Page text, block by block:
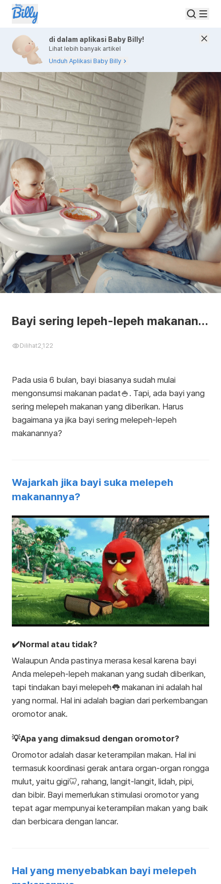
di dalam aplikasi Baby Billy!
Lihat lebih banyak artikel
Unduh Aplikasi Baby Billy
Bayi sering lepeh-lepeh makanan…
Dilihat2,122
Pada usia 6 bulan, bayi biasanya sudah mulai
mengonsumsi makanan padat🍚. Tapi, ada bayi yang
sering melepeh makanan yang diberikan. Harus
bagaimana ya jika bayi sering melepeh-lepeh
makanannya?
Wajarkah jika bayi suka melepeh
makanannya?
✔️Normal atau tidak?
Walaupun Anda pastinya merasa kesal karena bayi
Anda melepeh-lepeh makanan yang sudah diberikan,
tapi tindakan bayi melepeh👅 makanan ini adalah hal
yang normal. Hal ini adalah bagian dari perkembangan
oromotor anak.
💡Apa yang dimaksud dengan oromotor?
Oromotor adalah dasar keterampilan makan. Hal ini
termasuk koordinasi gerak antara organ-organ rongga
mulut, yaitu gigi🦷, rahang, langit-langit, lidah, pipi,
dan bibir. Bayi memerlukan stimulasi oromotor yang
tepat agar mempunyai keterampilan makan yang baik
dan berbicara dengan lancar.
Hal yang menyebabkan bayi melepeh